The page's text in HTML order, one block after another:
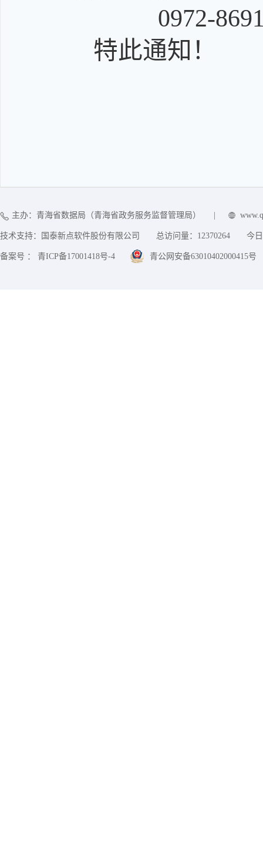
0972-
特此通知！
主办：青海省数据局（青海省政务服务监督管理局）
技术支持：国泰新点软件股份有限公司 总访问量： 12370264 今
备案号 ： 青ICP备17001418号-4 青公网安备63010402000415号